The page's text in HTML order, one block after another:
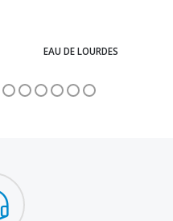
EAU DE LOURDES